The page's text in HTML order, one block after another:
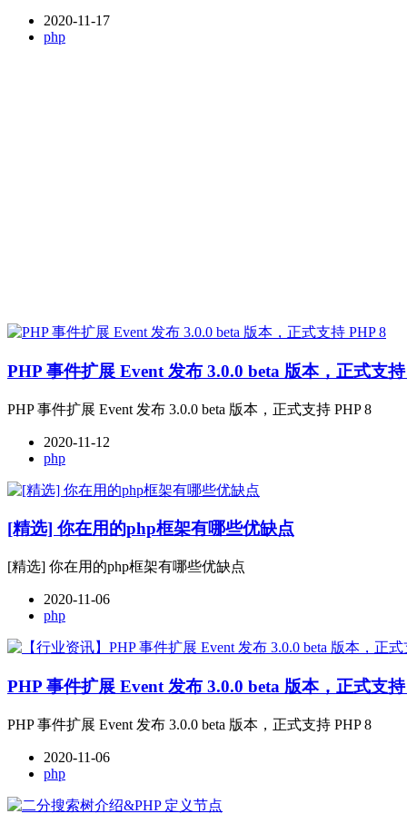
2020-11-17
php
PHP 事件扩展 Event 发布 3.0.0 beta 版本，正式支
PHP 事件扩展 Event 发布 3.0.0 beta 版本，正式支持 PHP 8
2020-11-12
php
[精选] 你在用的php框架有哪些优缺点
[精选] 你在用的php框架有哪些优缺点
2020-11-06
php
PHP 事件扩展 Event 发布 3.0.0 beta 版本，正式支
PHP 事件扩展 Event 发布 3.0.0 beta 版本，正式支持 PHP 8
2020-11-06
php